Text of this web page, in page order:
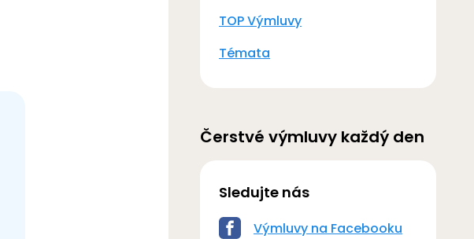
TOP Výmluvy
Témata
Čerstvé výmluvy každý den
Sledujte nás
Výmluvy na Facebooku